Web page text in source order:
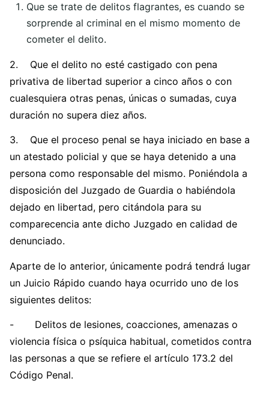
Que se trate de delitos flagrantes, es cuando se
sorprende al criminal en el mismo momento de
cometer el delito.
2. Que el delito no esté castigado con pena
privativa de libertad superior a cinco años o con
cualesquiera otras penas, únicas o sumadas, cuya
duración no supera diez años.
3. Que el proceso penal se haya iniciado en base a
un atestado policial y que se haya detenido a una
persona como responsable del mismo. Poniéndola a
disposición del Juzgado de Guardia o habiéndola
dejado en libertad, pero citándola para su
comparecencia ante dicho Juzgado en calidad de
denunciado.
Aparte de lo anterior, únicamente podrá tendrá lugar
un Juicio Rápido cuando haya ocurrido uno de los
siguientes delitos:
- Delitos de lesiones, coacciones, amenazas o
violencia física o psíquica habitual, cometidos contra
las personas a que se refiere el artículo 173.2 del
Código Penal.